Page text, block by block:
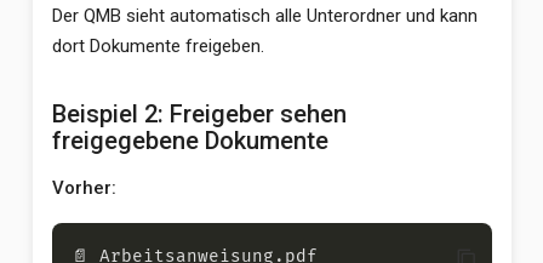
Der QMB sieht automatisch alle Unterordner und kann
dort Dokumente freigeben.
Beispiel 2: Freigeber sehen
freigegebene Dokumente
Vorher: